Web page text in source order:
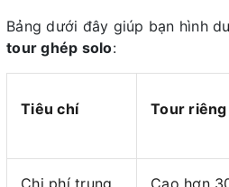
Bảng dưới đây giúp bạn hình
tour ghép solo:
Tiêu chí Tour riêng
Chi phí trung Cao hơn